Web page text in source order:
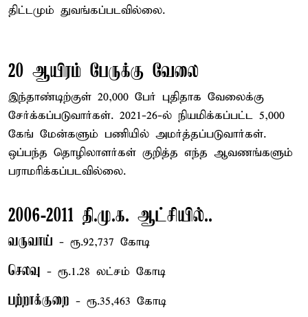
திட்டமும் துவங்கப்படவில்லை.
20 ஆயிரம் பேருக்கு வேலை
இந்தாண்டிற்குள் 20,000 பேர் புதிதாக வேலைக்கு
சேர்க்கப்படுவார்கள். 2021-26-ல் நியமிக்கப்பட்ட 5,000
கேங் மேன்களும் பணியில் அமர்த்தப்படுவார்கள்.
ஒப்பந்த தொழிலாளர்கள் குறித்த எந்த ஆவணங்களும்
பராமரிக்கப்படவில்லை.
2006-2011 தி.மு.க. ஆட்சியில்..
வருவாய் - ரூ.92,737 கோடி
செலவு - ரூ.1.28 லட்சம் கோடி
பற்றாக்குறை - ரூ.35,463 கோடி